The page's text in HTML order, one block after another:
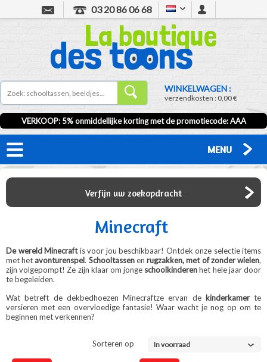
03 20 86 06 68
WINKELWAGEN :
verzendkosten :0,00 €
VERKOOP: 5% onmiddellijke korting met de promotiecode:AAA
MENU
Verfijn uw zoekopdracht
Minecraft
De wereld Minecraftis voor jou beschikbaar! Ontdek onze selectie items
met het avonturenspel. Schooltassenenrugzakken, met of zonder wielen,
zijn volgepompt! Ze zijn klaar om jonge schoolkinderenhet hele jaar door
te begeleiden.
Wat betreft de dekbedhoezen Minecraftze ervan de kinderkamerte
versieren met een overvloedige fantasie! Waar wacht je nog op om te
beginnen met verkennen?
Sorteren op In voorraad